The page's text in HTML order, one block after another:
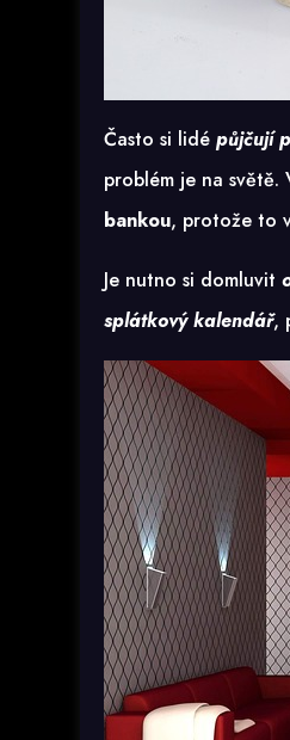
Často si lidé půjčují
problém je na
bankou, protože to
Je nutno si domluvit
splátkový kalendář,